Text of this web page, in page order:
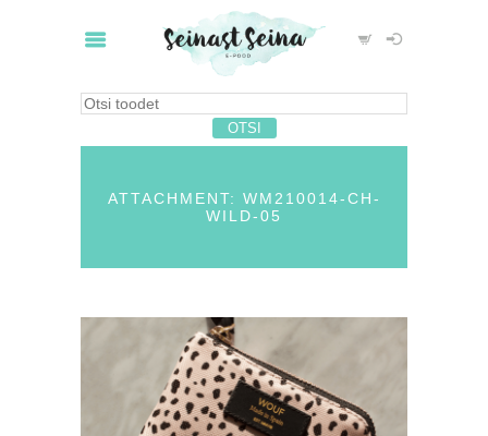
ATTACHMENT: WM210014-CH-
WILD-05